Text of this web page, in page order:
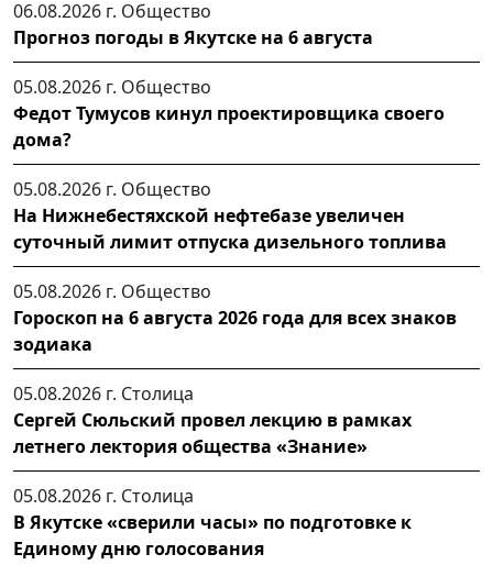
06.08.2026 г. Общество
Прогноз погоды в Якутске на 6 августа
05.08.2026 г. Общество
Федот Тумусов кинул проектировщика своего
дома?
05.08.2026 г. Общество
На Нижнебестяхской нефтебазе увеличен
суточный лимит отпуска дизельного топлива
05.08.2026 г. Общество
Гороскоп на 6 августа 2026 года для всех знаков
зодиака
05.08.2026 г. Столица
Сергей Сюльский провел лекцию в рамках
летнего лектория общества «Знание»
05.08.2026 г. Столица
В Якутске «сверили часы» по подготовке к
Единому дню голосования